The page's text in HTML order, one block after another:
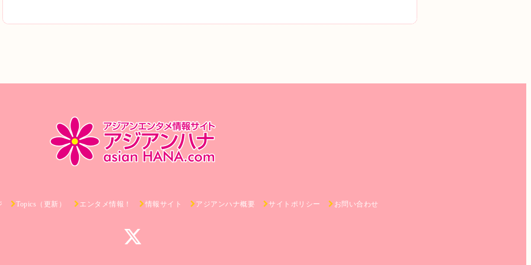
Topics（更新） エンタメ情報！ 情報サイト アジアンハナ概要 サイトポリシー お問い合わせ